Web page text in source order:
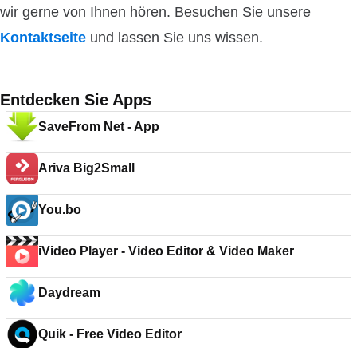
wir gerne von Ihnen hören. Besuchen Sie unsere
Kontaktseite und lassen Sie uns wissen.
Entdecken Sie Apps
SaveFrom Net - App
Ariva Big2Small
You.bo
iVideo Player - Video Editor & Video Maker
Daydream
Quik - Free Video Editor